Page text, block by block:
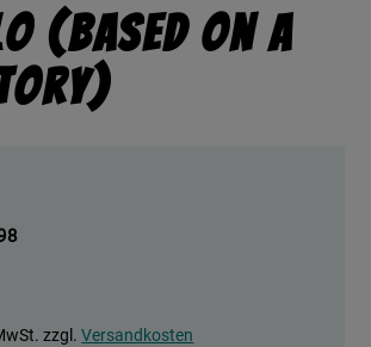
(Based On A
zzgl.Versandkosten